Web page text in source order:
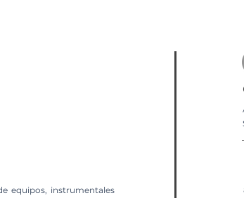
equipos, instrumentales